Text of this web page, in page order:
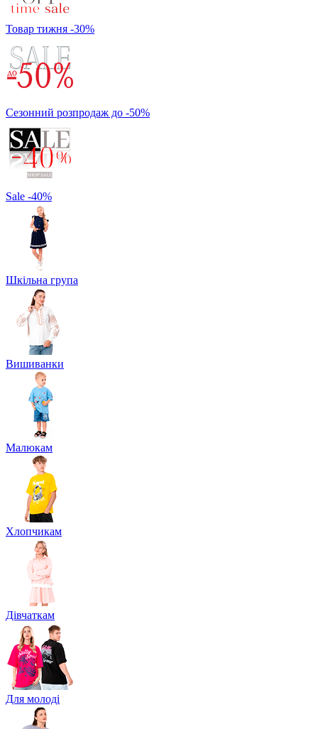
Товар тижня -30%
Сезонний розпродаж до -50%
Sale -40%
Шкільна група
Вишиванки
Малюкам
Хлопчикам
Дівчаткам
Для молоді